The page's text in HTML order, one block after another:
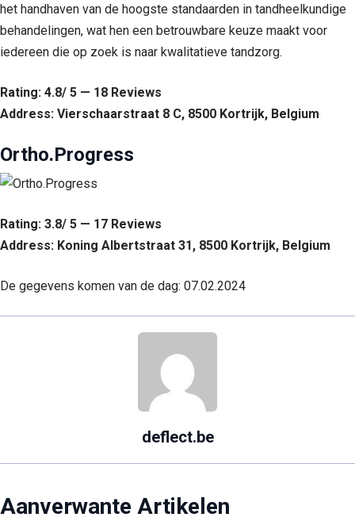
het handhaven van de hoogste standaarden in tandheelkundige
behandelingen, wat hen een betrouwbare keuze maakt voor
iedereen die op zoek is naar kwalitatieve tandzorg.
Rating: 4.8/ 5 — 18 Reviews
Address: Vierschaarstraat 8 C, 8500 Kortrijk, Belgium
Ortho.Progress
Rating: 3.8/ 5 — 17 Reviews
Address: Koning Albertstraat 31, 8500 Kortrijk, Belgium
De gegevens komen van de dag: 07.02.2024
deflect.be
Aanverwante Artikelen